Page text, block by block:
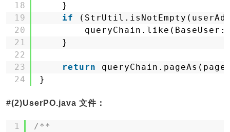
18
19
20
21
22
23
24
}
if
}
return
}
#(2)UserPO.java 文件：
1
/**